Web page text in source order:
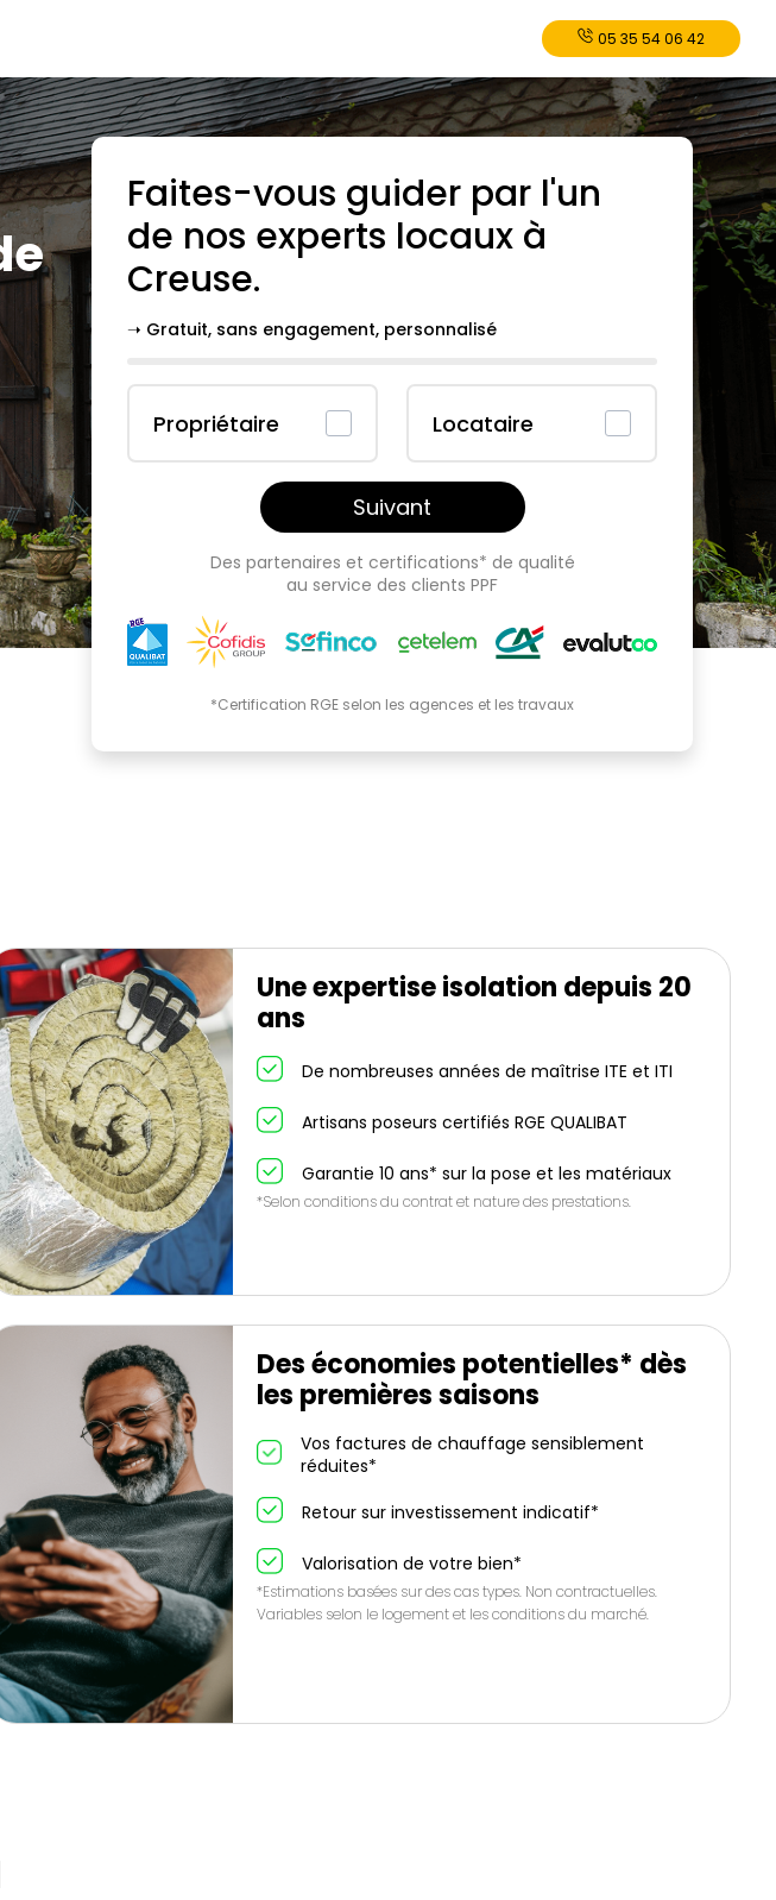
05 35 54 06 42
Faites-vous guider par l'un
de nos experts locaux à
Creuse.
➝ Gratuit, sans engagement, personnalisé
Propriétaire Locataire
Suivant
Des partenaires et certifications* de qualité
au service des clients PPF
*Certification RGE selon les agences et les travaux
Une expertise isolation depuis 20
ans
De nombreuses années de maîtrise ITE et ITI
Artisans poseurs certifiés RGE QUALIBAT
Garantie 10 ans* sur la pose et les matériaux
*Selon conditions du contrat et nature des prestations.
Des économies potentielles* dès
les premières saisons
Vos factures de chauffage sensiblement
réduites*
Retour sur investissement indicatif*
Valorisation de votre bien*
*Estimations basées sur des cas types. Non contractuelles.
Variables selon le logement et les conditions du marché.